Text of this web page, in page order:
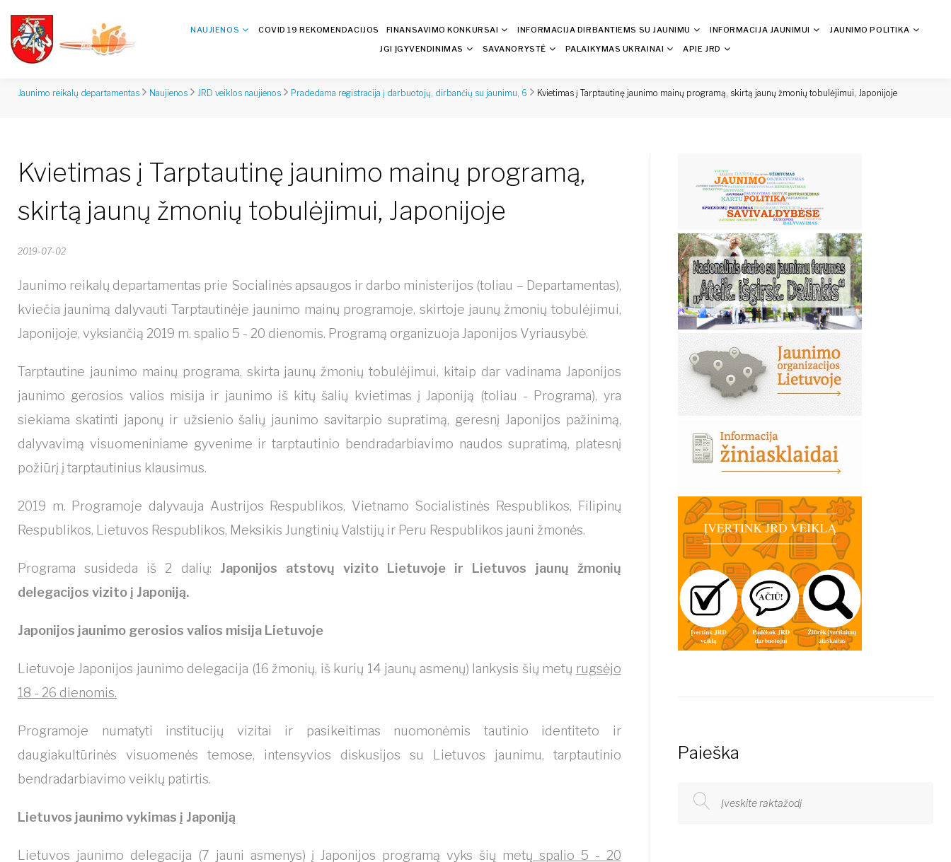
NAUJIENOS COVID 19 REKOMENDACIJOS FINANSAVIMO KONKURSAI INFORMACIJA DIRBANTIEMS SU JAUNIMU INFORMACIJA JAUNIMUI
JAUNIMO POLITIKA
JGI ĮGYVENDINIMAS
SAVANORYSTĖ PALAIKYMAS UKRAINAI APIE JRD
Jaunimo reikalų departamentas Naujienos JRD veiklos naujienos Pradedama registracija į darbuotojų, dirbančių su jaunimu, 6 Kvietimas į Tarptautinę jaunimo mainų programą, skirtą jaunų žmonių tobulėjimui, Japonijoje
Kvietimas į Tarptautinę jaunimo mainų programą,
skirtą jaunų žmonių tobulėjimui, Japonijoje
2019-07-02
Jaunimo reikalų departamentas prie Socialinės apsaugos ir darbo ministerijos (toliau – Departamentas),
kviečia jaunimą dalyvauti Tarptautinėje jaunimo mainų programoje, skirtoje jaunų žmonių tobulėjimui,
Japonijoje, vyksiančią 2019 m. spalio 5 - 20 dienomis. Programą organizuoja Japonijos Vyriausybė.
Tarptautine jaunimo mainų programa, skirta jaunų žmonių tobulėjimui, kitaip dar vadinama Japonijos
jaunimo gerosios valios misija ir jaunimo iš kitų šalių kvietimas į Japoniją (toliau - Programa), yra
siekiama skatinti japonų ir užsienio šalių jaunimo savitarpio supratimą, geresnį Japonijos pažinimą,
dalyvavimą visuomeniniame gyvenime ir tarptautinio bendradarbiavimo naudos supratimą, platesnį
požiūrį į tarptautinius klausimus.
2019 m. Programoje dalyvauja Austrijos Respublikos, Vietnamo Socialistinės Respublikos, Filipinų
Respublikos, Lietuvos Respublikos, Meksikis Jungtinių Valstijų ir Peru Respublikos jauni žmonės.
Programa susideda iš 2 dalių: Japonijos atstovų vizito Lietuvoje ir Lietuvos jaunų žmonių
delegacijos vizito į Japoniją.
Japonijos jaunimo gerosios valios misija Lietuvoje
Lietuvoje Japonijos jaunimo delegacija (16 žmonių, iš kurių 14 jaunų asmenų) lankysis šių metų rugsėjo
18 - 26 dienomis.
Programoje numatyti institucijų vizitai ir pasikeitimas nuomonėmis tautinio identiteto ir
daugiakultūrinės visuomenės temose, intensyvios diskusijos su Lietuvos jaunimu, tarptautinio
bendradarbiavimo veiklų patirtis.
Lietuvos jaunimo vykimas į Japoniją
Lietuvos jaunimo delegacija (7 jauni asmenys) į Japonijos programą vyks šių metų spalio 5 - 20
Paieška